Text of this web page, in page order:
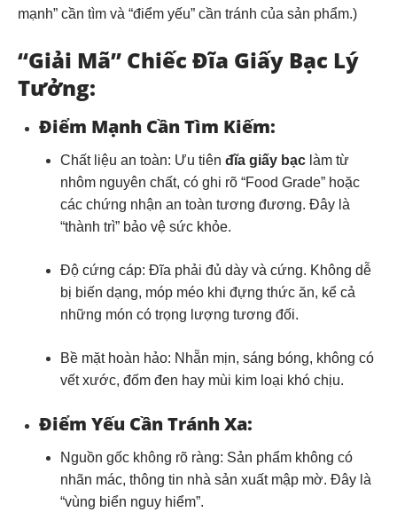
mạnh” cần tìm và “điểm yếu” cần tránh của sản phẩm.)
“Giải Mã” Chiếc Đĩa Giấy Bạc Lý
Tưởng:
Điểm Mạnh Cần Tìm Kiếm:
Chất liệu an toàn: Ưu tiên đĩa giấy bạc làm từ
nhôm nguyên chất, có ghi rõ “Food Grade” hoặc
các chứng nhận an toàn tương đương. Đây là
“thành trì” bảo vệ sức khỏe.
Độ cứng cáp: Đĩa phải đủ dày và cứng. Không dễ
bị biến dạng, móp méo khi đựng thức ăn, kể cả
những món có trọng lượng tương đối.
Bề mặt hoàn hảo: Nhẵn mịn, sáng bóng, không có
vết xước, đốm đen hay mùi kim loại khó chịu.
Điểm Yếu Cần Tránh Xa:
Nguồn gốc không rõ ràng: Sản phẩm không có
nhãn mác, thông tin nhà sản xuất mập mờ. Đây là
“vùng biển nguy hiểm”.